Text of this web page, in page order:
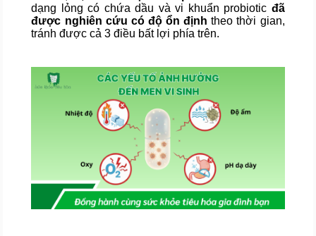
dạng lỏng có chứa dầu và vi khuẩn probiotic đã
được nghiên cứu có độ ổn địnhtheo thời gian,
tránh được cả 3 điều bất lợi phía trên.